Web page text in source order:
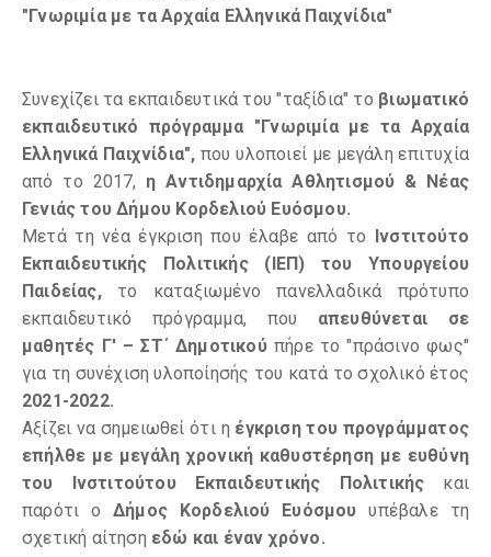
"Γνωριμία με τα Αρχαία Ελληνικά Παιχνίδια"
Συνεχίζει τα εκπαιδευτικά του "ταξίδια" το βιωματικό
εκπαιδευτικό πρόγραμμα "Γνωριμία με τα Αρχαία
Ελληνικά Παιχνίδια", που υλοποιεί με μεγάλη επιτυχία
από το 2017, η Αντιδημαρχία Αθλητισμού & Νέας
Γενιάς του Δήμου Κορδελιού Ευόσμου.
Μετά τη νέα έγκριση που έλαβε από το Ινστιτούτο
Εκπαιδευτικής Πολιτικής (ΙΕΠ) του Υπουργείου
Παιδείας,το καταξιωμένο πανελλαδικά πρότυπο
εκπαιδευτικό πρόγραμμα, που απευθύνεται σε
μαθητές Γ' – ΣΤ΄ Δημοτικούπήρε το "πράσινο φως"
για τη συνέχιση υλοποίησής του κατά το σχολικό έτος
2021-2022.
Αξίζει να σημειωθεί ότι η έγκριση του προγράμματος
επήλθε με μεγάλη χρονική καθυστέρηση με ευθύνη
του Ινστιτούτου Εκπαιδευτικής Πολιτικής και
παρότι ο Δήμος Κορδελιού Ευόσμουυπέβαλε τη
σχετική αίτηση εδώ και έναν χρόνο.